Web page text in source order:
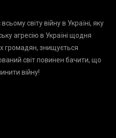
світу війну в Україні, яку
агресію в Україні щодня
громадян, знищується
світ повинен бачити, що
війну!